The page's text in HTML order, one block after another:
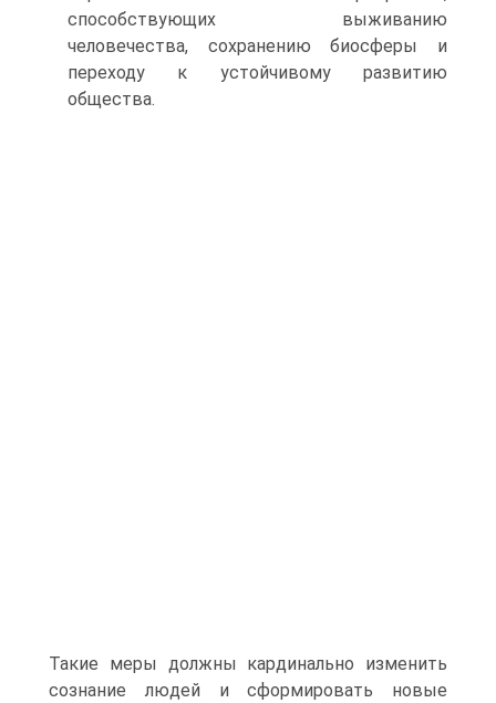
способствующих выживанию
человечества, сохранению биосферы и
переходу к устойчивому развитию
общества.
Такие меры должны кардинально изменить
сознание людей и сформировать новые